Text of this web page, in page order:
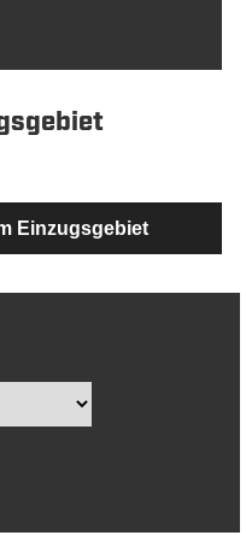
Einzugsgebiet